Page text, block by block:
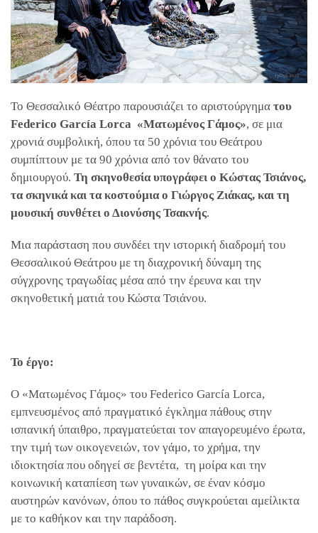
Το Θεσσαλικό Θέατρο παρουσιάζει το αριστούργημα του
Federico García Lorca «Ματωμένος Γάμος», σε μια
χρονιά συμβολική, όπου τα 50 χρόνια του Θεάτρου
συμπίπτουν με τα 90 χρόνια από τον θάνατο του
δημιουργού. Τη σκηνοθεσία υπογράφει ο Κώστας Τσιάνος,
τα σκηνικά και τα κοστούμια ο Γιώργος Ζιάκας, και τη
μουσική συνθέτει ο Διονύσης Τσακνής.
Μια παράσταση που συνδέει την ιστορική διαδρομή του
Θεσσαλικού Θεάτρου με τη διαχρονική δύναμη της
σύγχρονης τραγωδίας μέσα από την έρευνα και την
σκηνοθετική ματιά του Κώστα Τσιάνου.
Το έργο:
Ο «Ματωμένος Γάμος» του Federico García Lorca,
εμπνευσμένος από πραγματικό έγκλημα πάθους στην
ισπανική ύπαιθρο, πραγματεύεται τον απαγορευμένο έρωτα,
την τιμή των οικογενειών, τον γάμο, το χρήμα, την
ιδιοκτησία που οδηγεί σε βεντέτα, τη μοίρα και την
κοινωνική καταπίεση των γυναικών, σε έναν κόσμο
αυστηρών κανόνων, όπου το πάθος συγκρούεται αμείλικτα
με το καθήκον και την παράδοση.